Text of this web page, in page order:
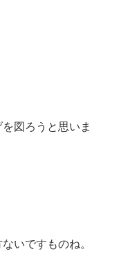
図ろうと思いま
いですものね。